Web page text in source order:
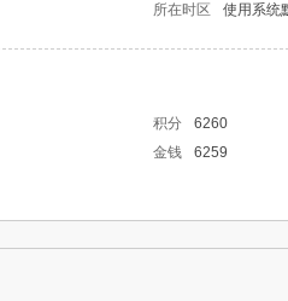
所在时区 使用系统
积分
6260
金钱
6259